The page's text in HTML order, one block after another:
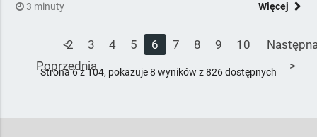
3 minuty Więcej
<
Poprzednia
2 3 4 5 6 7 8 9 10
>
Strona 6 z 104, pokazuje 8 wyników z 826 dostępnych